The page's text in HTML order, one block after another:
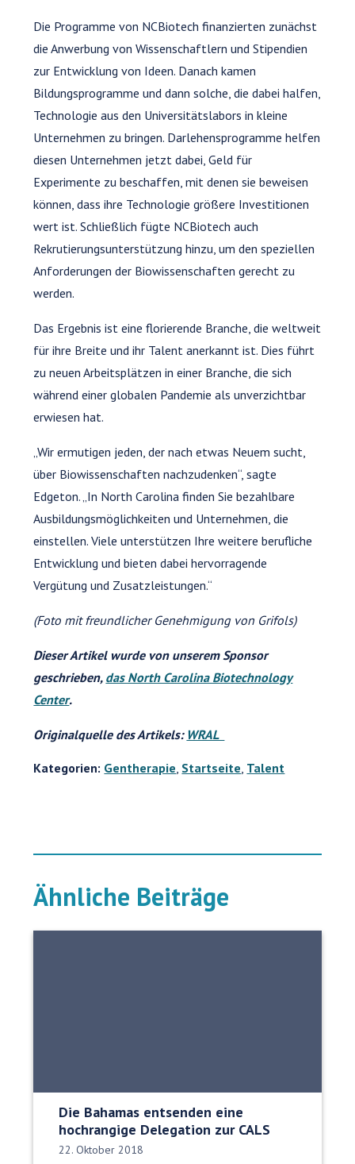
Die Programme von NCBiotech finanzierten zunächst
die Anwerbung von Wissenschaftlern und Stipendien
zur Entwicklung von Ideen. Danach kamen
Bildungsprogramme und dann solche, die dabei halfen,
Technologie aus den Universitätslabors in kleine
Unternehmen zu bringen. Darlehensprogramme helfen
diesen Unternehmen jetzt dabei, Geld für
Experimente zu beschaffen, mit denen sie beweisen
können, dass ihre Technologie größere Investitionen
wert ist. Schließlich fügte NCBiotech auch
Rekrutierungsunterstützung hinzu, um den speziellen
Anforderungen der Biowissenschaften gerecht zu
werden.
Das Ergebnis ist eine florierende Branche, die weltweit
für ihre Breite und ihr Talent anerkannt ist. Dies führt
zu neuen Arbeitsplätzen in einer Branche, die sich
während einer globalen Pandemie als unverzichtbar
erwiesen hat.
„Wir ermutigen jeden, der nach etwas Neuem sucht,
über Biowissenschaften nachzudenken“, sagte
Edgeton. „In North Carolina finden Sie bezahlbare
Ausbildungsmöglichkeiten und Unternehmen, die
einstellen. Viele unterstützen Ihre weitere berufliche
Entwicklung und bieten dabei hervorragende
Vergütung und Zusatzleistungen.“
(Foto mit freundlicher Genehmigung von Grifols)
Dieser Artikel wurde von unserem Sponsor
geschrieben, das North Carolina Biotechnology
Center.
Originalquelle des Artikels: WRAL
Kategorien: Gentherapie Startseite Talent
Ähnliche Beiträge
Die Bahamas entsenden eine
hochrangige Delegation zur CALS
Veröffentlichungsdatum:
22. Oktober 2018